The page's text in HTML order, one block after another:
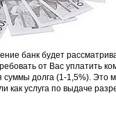
банк будет
от Вас уплатить
долга (1-1,5%). Это
как услуга по выдаче